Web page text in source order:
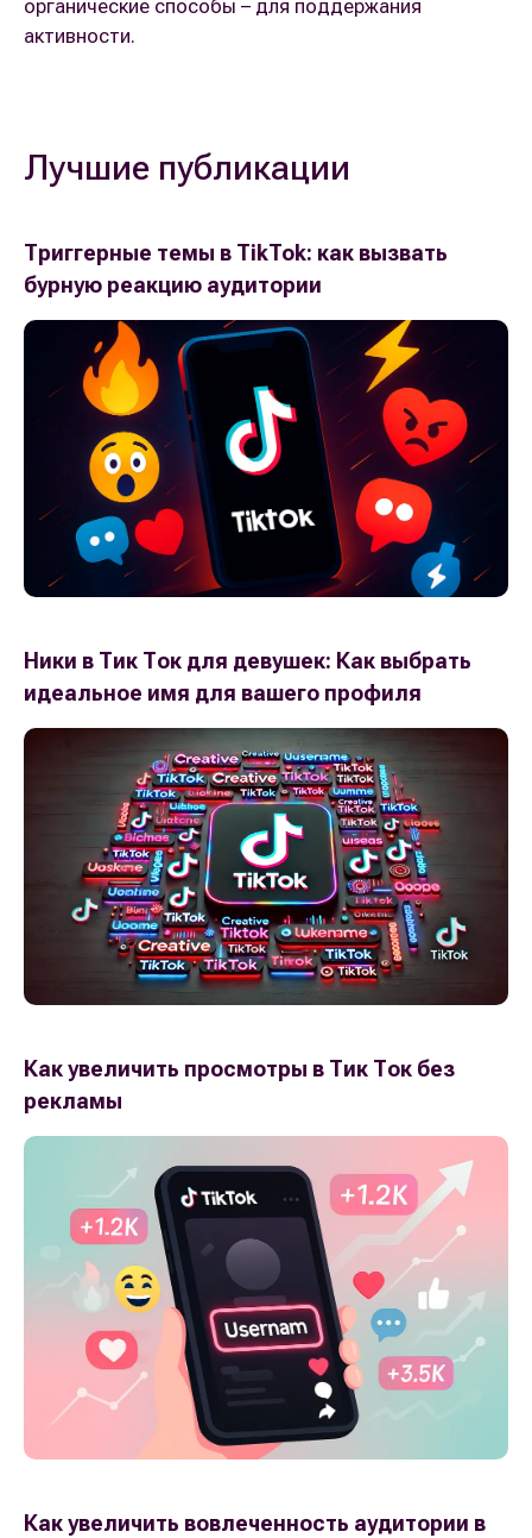
органические способы – для поддержания
активности.
Лучшие публикации
Триггерные темы в TikTok: как вызвать
бурную реакцию аудитории
Ники в Тик Ток для девушек: Как выбрать
идеальное имя для вашего профиля
Как увеличить просмотры в Тик Ток без
рекламы
Как увеличить вовлеченность аудитории в